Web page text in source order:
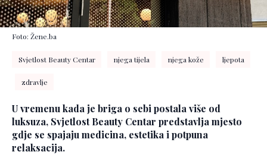
Foto: Žene.ba
Svjetlost Beauty Centar njega tijela njega kože ljepota
zdravlje
U vremenu kada je briga o sebi postala više od
luksuza, Svjetlost Beauty Centar predstavlja mjesto
gdje se spajaju medicina, estetika i potpuna
relaksacija.